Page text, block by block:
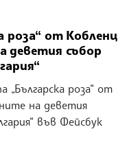
роза“ от Кобленц
деветия събор
„Българска роза“ от
на деветия
във Фейсбук